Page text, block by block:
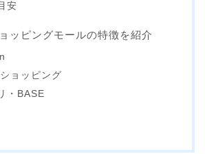
安
ッピングモールの特徴を紹介
ョッピング
・BASE